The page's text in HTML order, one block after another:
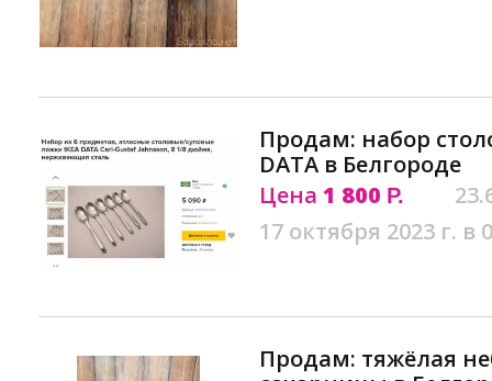
Продам: набор
DATA в Белгороде
Цена 1 800 Р.
17 октября 2023 г. в
Продам: тяжёлая